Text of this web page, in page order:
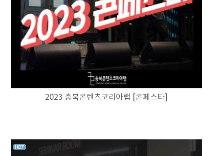
2023 충북콘텐츠코리아랩 [콘페스타]